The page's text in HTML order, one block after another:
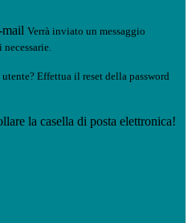
Verrà inviato un messaggio
Effettua il reset della password
la casella di posta elettronica!